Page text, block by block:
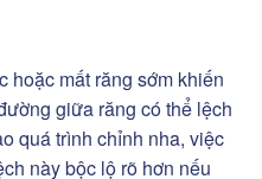
hoặc mất răng sớm khiến
giữa răng có thể lệch
quá trình chỉnh nha, việc
này bộc lộ rõ hơn nếu